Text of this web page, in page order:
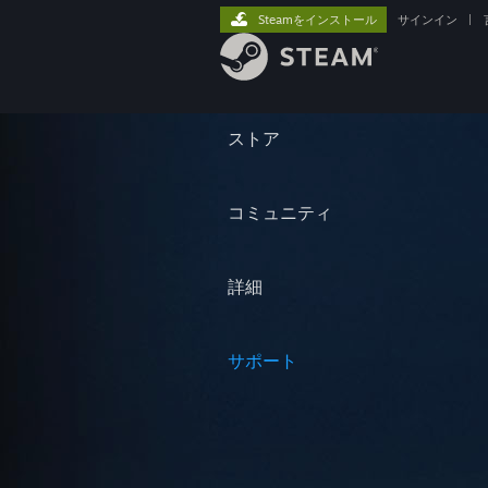
ストア
コミュニティ
詳細
サポート
Steamをインストール サインイン